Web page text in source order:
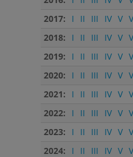
2017:
I II III IV V
2018:
I II III IV V
2019:
I II III IV V
2020:
I II III IV V
2021:
I II III IV V
2022:
I II III IV V
2023:
I II III IV V
2024:
I II III IV V